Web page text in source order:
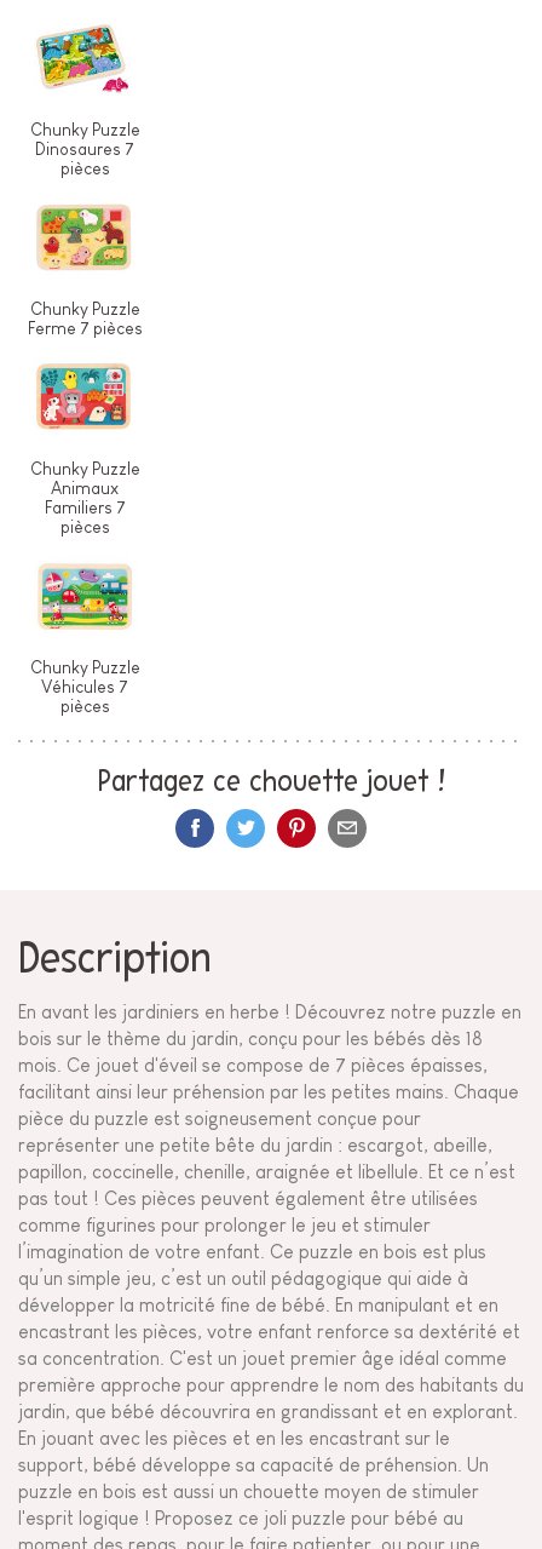
Chunky Puzzle
Dinosaures 7
pièces
Chunky Puzzle
Ferme 7 pièces
Chunky Puzzle
Animaux
Familiers 7
pièces
Chunky Puzzle
Véhicules 7
pièces
Partagez ce chouette jouet !
Description
En avant les jardiniers en herbe ! Découvrez notre puzzle en
bois sur le thème du jardin, conçu pour les bébés dès 18
mois. Ce jouet d'éveil se compose de 7 pièces épaisses,
facilitant ainsi leur préhension par les petites mains. Chaque
pièce du puzzle est soigneusement conçue pour
représenter une petite bête du jardin : escargot, abeille,
papillon, coccinelle, chenille, araignée et libellule. Et ce n’est
pas tout ! Ces pièces peuvent également être utilisées
comme figurines pour prolonger le jeu et stimuler
l’imagination de votre enfant. Ce puzzle en bois est plus
qu’un simple jeu, c’est un outil pédagogique qui aide à
développer la motricité fine de bébé. En manipulant et en
encastrant les pièces, votre enfant renforce sa dextérité et
sa concentration. C'est un jouet premier âge idéal comme
première approche pour apprendre le nom des habitants du
jardin, que bébé découvrira en grandissant et en explorant.
En jouant avec les pièces et en les encastrant sur le
support, bébé développe sa capacité de préhension. Un
puzzle en bois est aussi un chouette moyen de stimuler
l'esprit logique ! Proposez ce joli puzzle pour bébé au
moment des repas, pour le faire patienter, ou pour une